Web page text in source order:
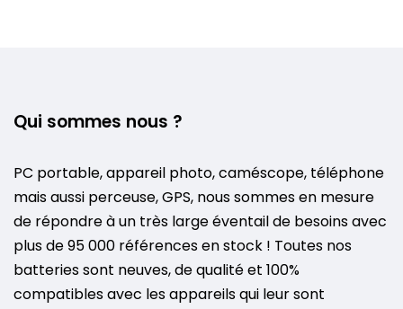
Qui sommes nous ?
PC portable, appareil photo, caméscope, téléphone
mais aussi perceuse, GPS, nous sommes en mesure
de répondre à un très large éventail de besoins avec
plus de 95 000 références en stock ! Toutes nos
batteries sont neuves, de qualité et 100%
compatibles avec les appareils qui leur sont